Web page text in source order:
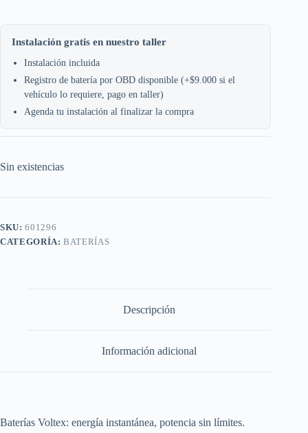
Instalación gratis en nuestro taller
Instalación incluida
Registro de batería por OBD disponible (+$9.000 si el
vehículo lo requiere, pago en taller)
Agenda tu instalación al finalizar la compra
Sin existencias
SKU:601296
CATEGORÍA:BATERÍAS
Descripción
Información adicional
Baterías Voltex: energía instantánea, potencia sin límites.